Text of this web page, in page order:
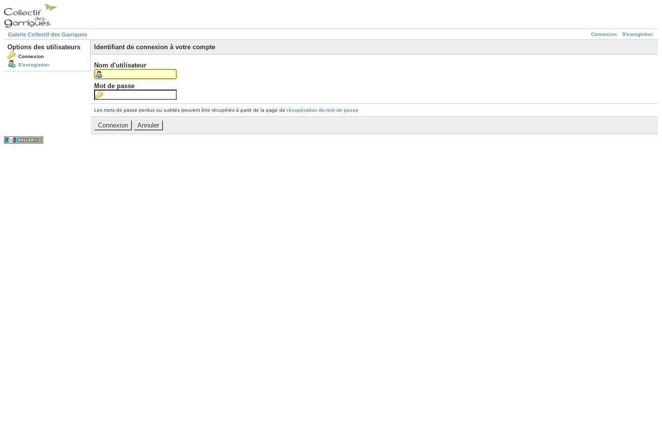
Connexion S'enregistrer
Galerie Collectif des Garrigues
Options des utilisateurs
Connexion
S'enregistrer
Identifiant de connexion à votre compte
Nom d'utilisateur
Mot de passe
Les mots de passe perdus ou oubliés peuvent être récupérés à partir de la page de récupération du mot de passe